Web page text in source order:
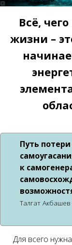
Всё,
жизни –
Путь
к
Талгат Акбашев
Для всего нужна